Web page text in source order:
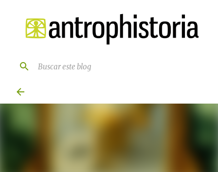
Ir al contenido principal